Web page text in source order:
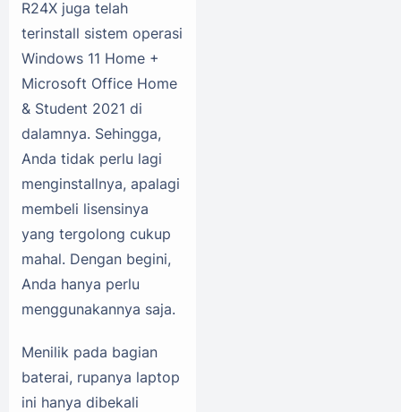
R24X juga telah
terinstall sistem operasi
Windows 11 Home +
Microsoft Office Home
& Student 2021 di
dalamnya. Sehingga,
Anda tidak perlu lagi
menginstallnya, apalagi
membeli lisensinya
yang tergolong cukup
mahal. Dengan begini,
Anda hanya perlu
menggunakannya saja.
Menilik pada bagian
baterai, rupanya laptop
ini hanya dibekali